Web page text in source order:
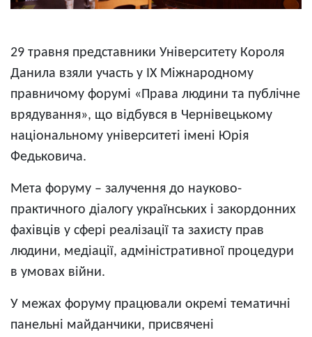
29 травня представники Університету Короля
Данила взяли участь у IX Міжнародному
правничому форумі «Права людини та публічне
врядування», що відбувся в Чернівецькому
національному університеті імені Юрія
Федьковича.
Мета форуму – залучення до науково-
практичного діалогу українських і закордонних
фахівців у сфері реалізації та захисту прав
людини, медіації, адміністративної процедури
в умовах війни.
У межах форуму працювали окремі тематичні
панельні майданчики, присвячені